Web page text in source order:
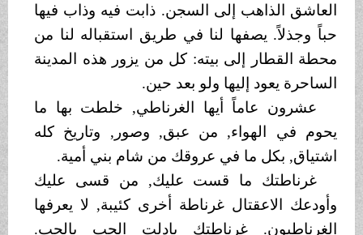
العاشق الذاهب إلى السجن. ذابت فيه وذاب فيها
حباً وجذلاً. يصفها لنا في طريق استقباله لنا من
محطة القطار إلى بيته: كل من يزور هذه المدينة
الساحرة يعود إليها ولو بعد حين.
عشرون عاماً أيها الغرناطي, خلطت بها ما
يحوم في الهواء, من عبق, وصور, وتاريخ كله
اشتياق, بكل ما في عروقك من شام بني أمية.
غرناطتك ما قست عليك, من قسى عليك
وأودعك الاعقتال غرناطة أخرى كئيبة, لا يعرفها
الغرناطيون. غرناطتك بادلت الحب بالحب.